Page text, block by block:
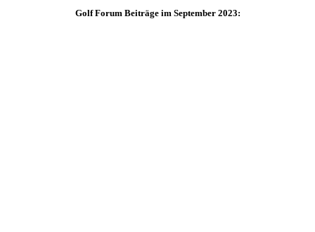
Golf Forum Beiträge im September 2023: